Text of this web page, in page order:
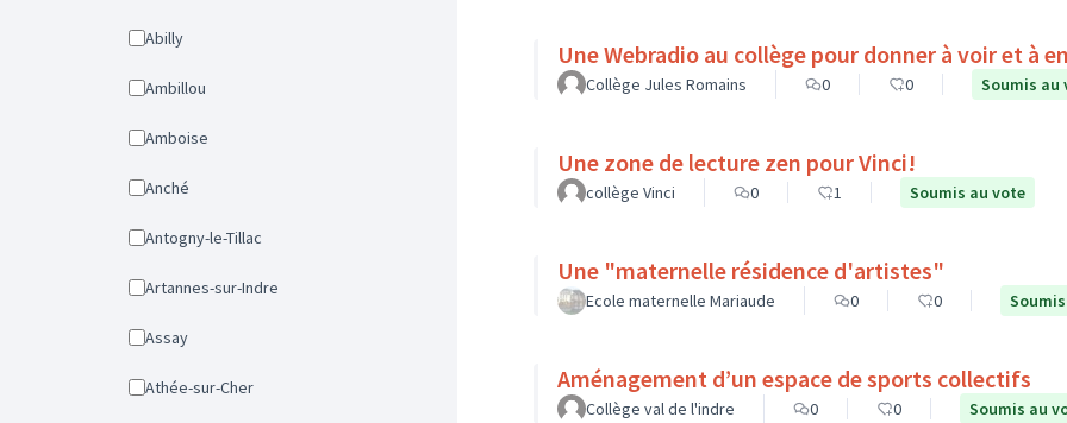
Abilly
Ambillou
Amboise
Anché
Antogny-le-Tillac
Artannes-sur-Indre
Assay
Athée-sur-Cher
Une Webradio au collège pour donner à voir et à
Collège Jules Romains 0 0 Soumis au
Une zone de lecture zen pour Vinci!
collège Vinci 0 1 Soumis au vote
Une "maternelle résidence d'artistes"
Ecole maternelle Mariaude 0 0
Aménagement d’un espace de sports collectifs
Collège val de l'indre 0 0 Soumis au